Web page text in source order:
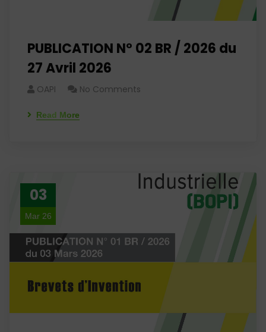
PUBLICATION N° 02 BR / 2026 du
27 Avril 2026
OAPI No Comments
Read More
03
Mar 26